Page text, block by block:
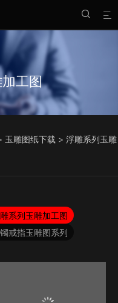


工图
玉雕图纸下载 > 浮雕系列玉雕
系列玉雕加工图
戒指玉雕图系列